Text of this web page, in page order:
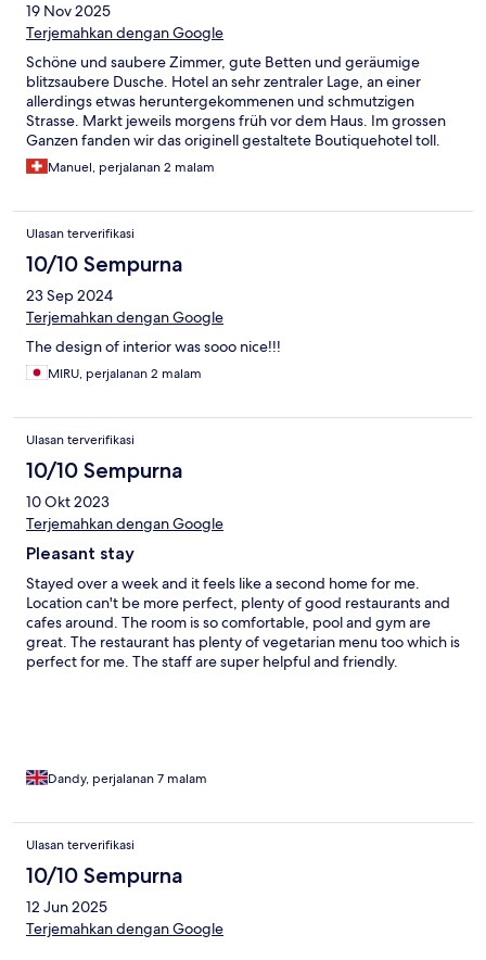
19 Nov 2025
Terjemahkan dengan Google
Schöne und saubere Zimmer, gute Betten und geräumige
blitzsaubere Dusche. Hotel an sehr zentraler Lage, an einer
allerdings etwas heruntergekommenen und schmutzigen
Strasse. Markt jeweils morgens früh vor dem Haus. Im grossen
Ganzen fanden wir das originell gestaltete Boutiquehotel toll.
Schade war, dass man die Fenster in unsererm Zimmer nicht
öffnen konnte. Aber morgens zwischen 4 und 5 Uhr verstanden
nahen Moschee waren so laut, dass so oder so jedes schlafende
Auge öffneten.
Manuel, perjalanan 2 malam
Ulasan terverifikasi
10/10 Sempurna
23 Sep 2024
Terjemahkan dengan Google
The design of interior was sooo nice!!!
MIRU, perjalanan 2 malam
Ulasan terverifikasi
10/10 Sempurna
10 Okt 2023
Terjemahkan dengan Google
Pleasant stay
Stayed over a week and it feels like a second home for me.
Location can't be more perfect, plenty of good restaurants and
cafes around. The room is so comfortable, pool and gym are
great. The restaurant has plenty of vegetarian menu too which is
perfect for me. The staff are super helpful and friendly.
Dandy, perjalanan 7 malam
Ulasan terverifikasi
10/10 Sempurna
12 Jun 2025
Terjemahkan dengan Google